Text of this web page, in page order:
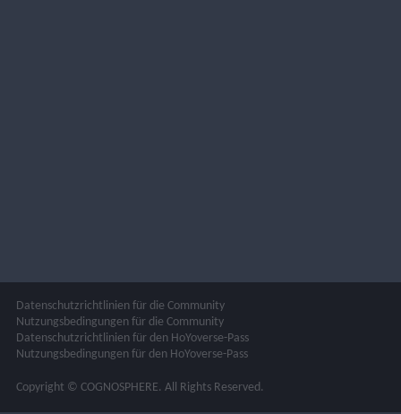
Datenschutzrichtlinien für die Community
Nutzungsbedingungen für die Community
Datenschutzrichtlinien für den HoYoverse-Pass
Nutzungsbedingungen für den HoYoverse-Pass
Copyright © COGNOSPHERE. All Rights Reserved.